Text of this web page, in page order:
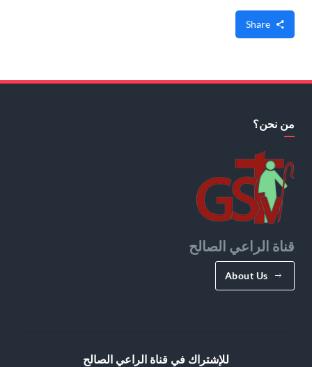
من نحن؟
قناة الراعي الصالح
About Us
للإشتراك في قناة الراعي الصالح